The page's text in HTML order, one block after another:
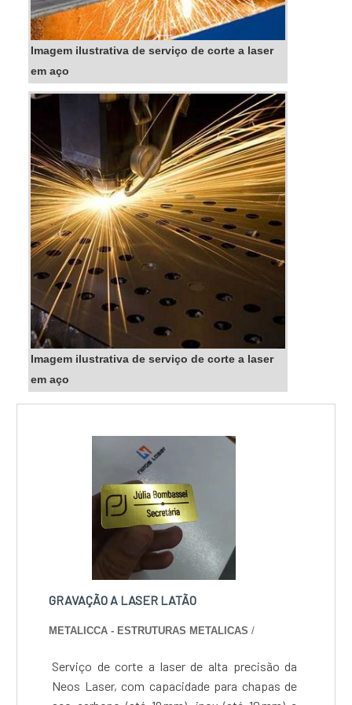
Imagem ilustrativa de serviço de corte a laser
em aço
Imagem ilustrativa de serviço de corte a laser
em aço
GRAVAÇÃO A LASER LATÃO
METALICCA - ESTRUTURAS METALICAS /
Serviço de corte a laser de alta precisão da
Neos Laser, com capacidade para chapas de